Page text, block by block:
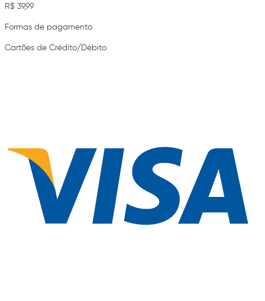
R$ 39,99
Formas de pagamento
Cartões de Crédito/Débito